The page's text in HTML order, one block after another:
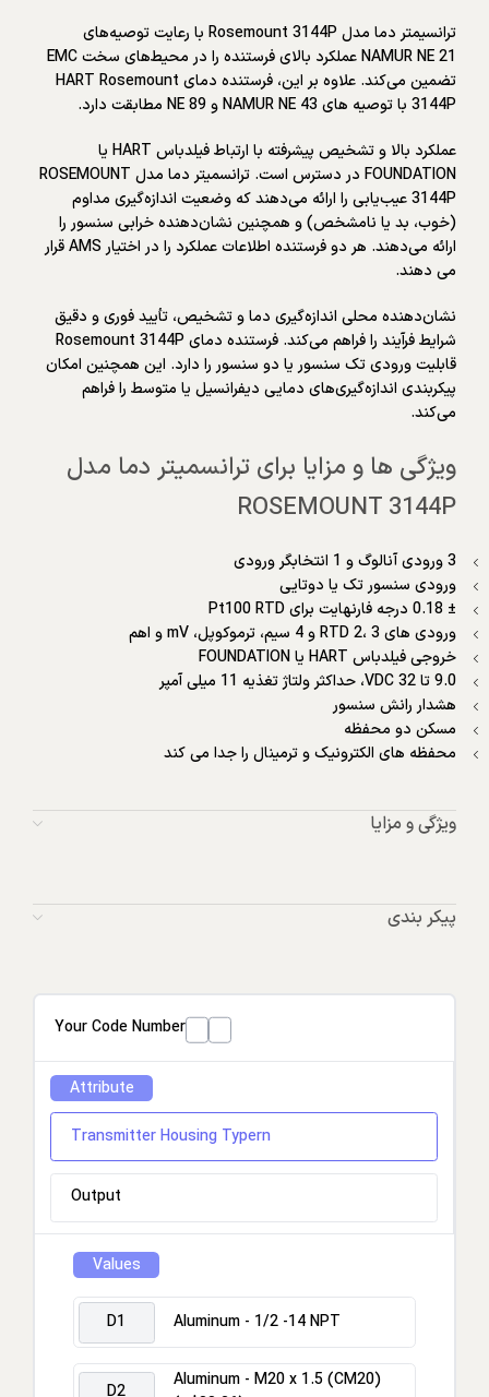
ترانسیمتر دما مدل Rosemount 3144P با رعایت توصیه‌های
NAMUR NE 21 عملکرد بالای فرستنده را در محیط‌های سخت EMC
تضمین می‌کند. علاوه بر این، فرستنده دمای HART Rosemount
3144P با توصیه های NAMUR NE 43 و NE 89 مطابقت دارد.
عملکرد بالا و تشخیص پیشرفته با ارتباط فیلدباس HART یا
FOUNDATION در دسترس است. ترانسمیتر دما مدل ROSEMOUNT
3144P عیب‌یابی را ارائه می‌دهند که وضعیت اندازه‌گیری مداوم
(خوب، بد یا نامشخص) و همچنین نشان‌دهنده خرابی سنسور را
ارائه می‌دهند. هر دو فرستنده اطلاعات عملکرد را در اختیار AMS قرار
می دهند.
نشان‌دهنده محلی اندازه‌گیری دما و تشخیص، تأیید فوری و دقیق
شرایط فرآیند را فراهم می‌کند. فرستنده دمای Rosemount 3144P
قابلیت ورودی تک سنسور یا دو سنسور را دارد. این همچنین امکان
پیکربندی اندازه‌گیری‌های دمایی دیفرانسیل یا متوسط ​​را فراهم
می‌کند.
ویژگی ها و مزایا برای ترانسمیتر دما مدل
ROSEMOUNT 3144P
3 ورودی آنالوگ و 1 انتخابگر ورودی
ورودی سنسور تک یا دوتایی
± 0.18 درجه فارنهایت برای Pt100 RTD
ورودی های RTD 2، 3 و 4 سیم، ترموکوپل، mV و اهم
خروجی فیلدباس HART یا FOUNDATION
9.0 تا 32 VDC، حداکثر ولتاژ تغذیه 11 میلی آمپر
هشدار رانش سنسور
مسکن دو محفظه
محفظه های الکترونیک و ترمینال را جدا می کند
ویژگی و مزایا
پیکر بندی
Your Code Number
Attribute
Transmitter Housing Typern
Output
Values
D1 Aluminum - 1/2 -14 NPT
D2
Aluminum - M20 x 1.5 (CM20)